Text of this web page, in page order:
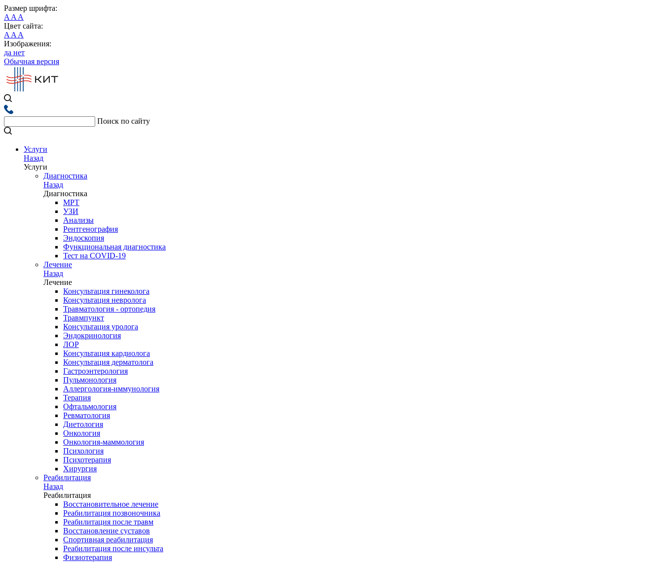
Размер шрифта:
A A A
Цвет сайта:
A A A
Изображения:
да нет
Обычная версия
Поиск по сайту
Услуги
Назад
Услуги
Диагностика
Назад
Диагностика
МРТ
УЗИ
Анализы
Рентгенография
Эндоскопия
Функциональная диагностика
Тест на COVID-19
Лечение
Назад
Лечение
Консультация гинеколога
Консультация невролога
Травматология - ортопедия
Травмпункт
Консультация уролога
Эндокринология
ЛОР
Консультация кардиолога
Консультация дерматолога
Гастроэнтерология
Пульмонология
Аллергология-иммунология
Терапия
Офтальмология
Ревматология
Диетология
Онкология
Онкология-маммология
Психология
Психотерапия
Хирургия
Реабилитация
Назад
Реабилитация
Восстановительное лечение
Реабилитация позвоночника
Реабилитация после травм
Восстановление суставов
Спортивная реабилитация
Реабилитация после инсульта
Физиотерапия